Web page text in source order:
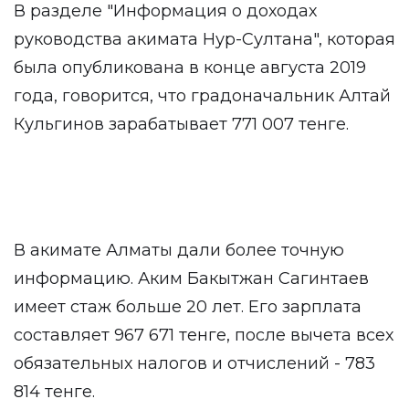
В разделе "Информация о доходах
руководства акимата Нур-Султана", которая
была опубликована в конце августа 2019
года, говорится, что градоначальник Алтай
Кульгинов зарабатывает 771 007 тенге.
В акимате Алматы дали более точную
информацию. Аким Бакытжан Сагинтаев
имеет стаж больше 20 лет. Его зарплата
составляет 967 671 тенге, после вычета всех
обязательных налогов и отчислений - 783
814 тенге.